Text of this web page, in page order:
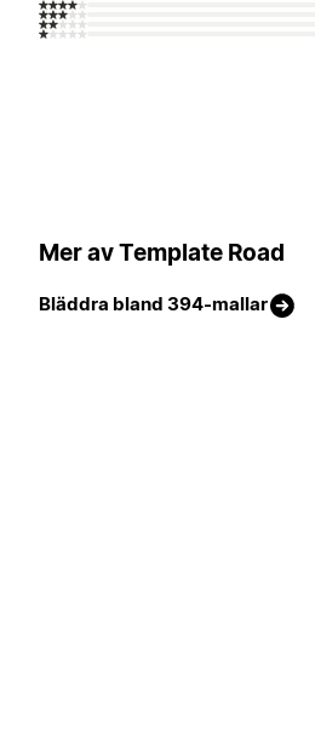
Mer av Template Road
Bläddra bland 394-mallar